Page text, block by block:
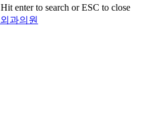
Hit enter to search or ESC to close